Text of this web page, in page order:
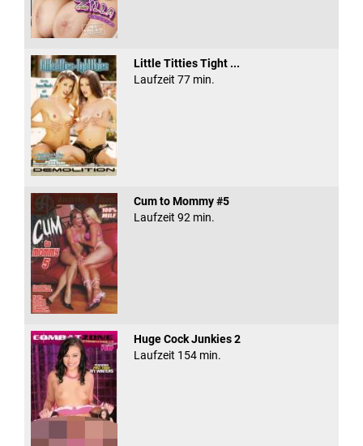
Little Titties Tight ...
Laufzeit 77 min.
Cum to Mommy #5
Laufzeit 92 min.
Huge Cock Junkies 2
Laufzeit 154 min.